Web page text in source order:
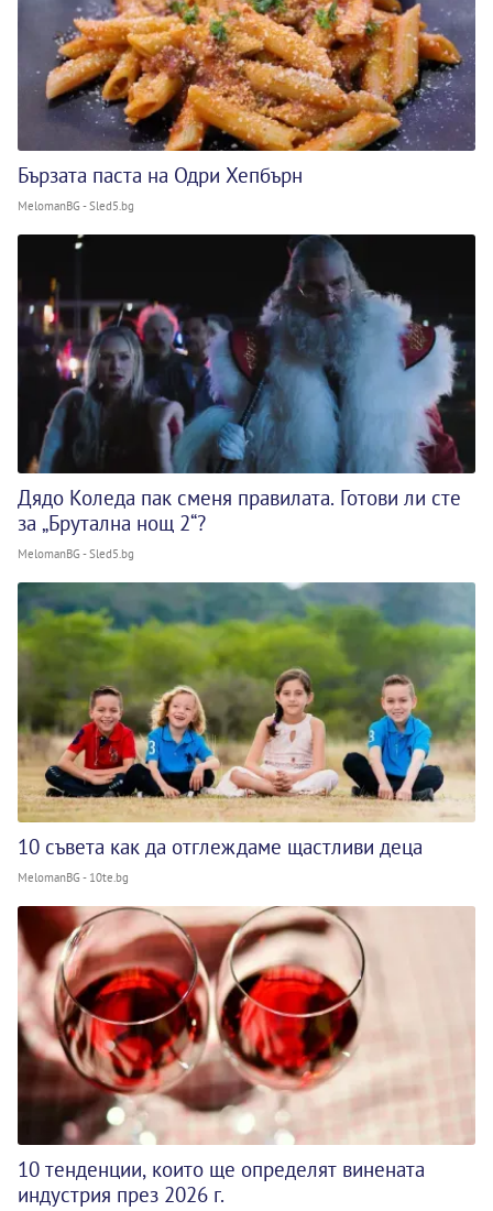
Бързата паста на Одри Хепбърн
MelomanBG - Sled5.bg
Дядо Коледа пак сменя правилата. Готови ли сте
за „Брутална нощ 2“?
MelomanBG - Sled5.bg
10 съвета как да отглеждаме щастливи деца
MelomanBG - 10te.bg
10 тенденции, които ще определят винената
индустрия през 2026 г.